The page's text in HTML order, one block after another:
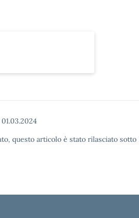
01.03.2024
questo articolo è stato rilasciato